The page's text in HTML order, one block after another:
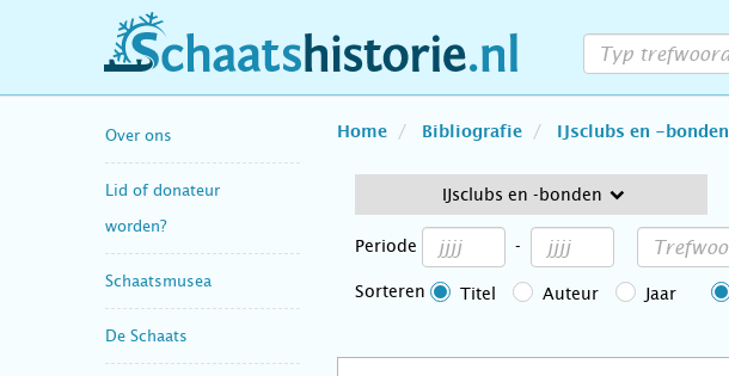
schaatshistorie.nl
Over ons
Lid of donateur
worden?
Schaatsmusea
De Schaats
Home Bibliografie IJsclubs en -bonden
IJsclubs en -bonden
Periode -
Sorteren Titel Auteur Jaar